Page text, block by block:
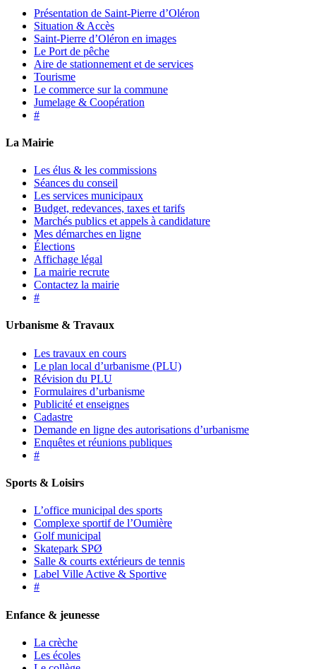
Présentation de Saint-Pierre d’Oléron
Situation & Accès
Saint-Pierre d’Oléron en images
Le Port de pêche
Aire de stationnement et de services
Tourisme
Le commerce sur la commune
Jumelage & Coopération
#
La Mairie
Les élus & les commissions
Séances du conseil
Les services municipaux
Budget, redevances, taxes et tarifs
Marchés publics et appels à candidature
Mes démarches en ligne
Élections
Affichage légal
La mairie recrute
Contactez la mairie
#
Urbanisme & Travaux
Les travaux en cours
Le plan local d’urbanisme (PLU)
Révision du PLU
Formulaires d’urbanisme
Publicité et enseignes
Cadastre
Demande en ligne des autorisations d’urbanisme
Enquêtes et réunions publiques
#
Sports & Loisirs
L’office municipal des sports
Complexe sportif de l’Oumière
Golf municipal
Skatepark SPØ
Salle & courts extérieurs de tennis
Label Ville Active & Sportive
#
Enfance & jeunesse
La crèche
Les écoles